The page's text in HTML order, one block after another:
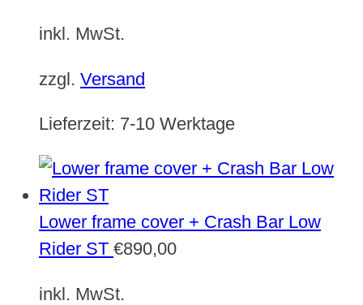
inkl. MwSt.
zzgl. Versand
Lieferzeit: 7-10 Werktage
Lower frame cover + Crash Bar Low
Rider ST €890,00
inkl. MwSt.